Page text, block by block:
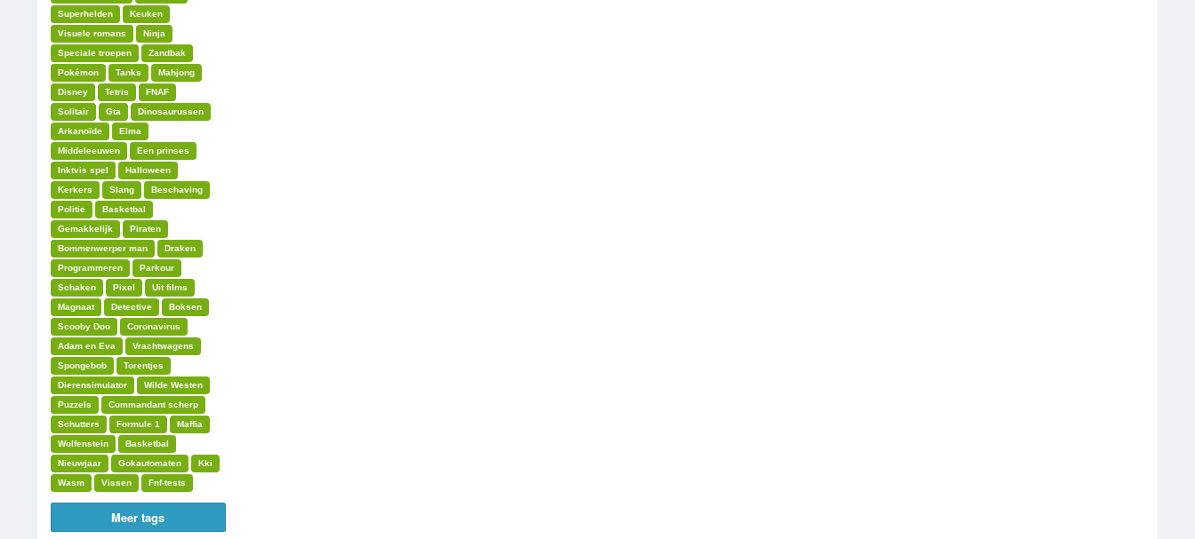
Superhelden
Keuken
Visuele romans
Ninja
Speciale troepen
Zandbak
Pokémon
Tanks
Mahjong
Disney
Tetris
FNAF
Solitair
Gta
Dinosaurussen
Arkanoïde
Elma
Middeleeuwen
Een prinses
Inktvis spel
Halloween
Kerkers
Slang
Beschaving
Politie
Basketbal
Gemakkelijk
Piraten
Bommenwerper man
Draken
Programmeren
Parkour
Schaken
Pixel
Uit films
Magnaat
Detective
Boksen
Scooby Doo
Coronavirus
Adam en Eva
Vrachtwagens
Spongebob
Torentjes
Dierensimulator
Wilde Westen
Puzzels
Commandant scherp
Schutters
Formule 1
Maffia
Wolfenstein
Basketbal
Nieuwjaar
Gokautomaten
Kki
Wasm
Vissen Fnf-tests
Meer tags